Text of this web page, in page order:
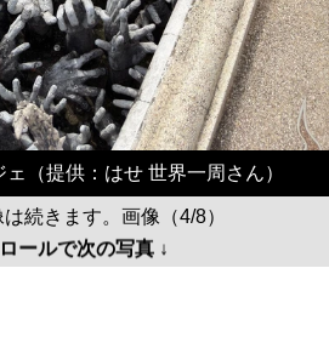
（提供：はせ 世界一周さん）
続きます。画像（4/8）
ールで次の写真 ↓